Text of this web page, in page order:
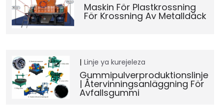
Maskin För Plastkrossning
För Krossning Av Metalldäck
Linje ya kurejeleza
Gummipulverproduktionslinje
| Återvinningsanläggning För
Avfallsgummi